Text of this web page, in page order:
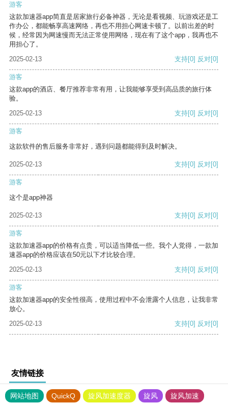
游客
这款加速器app简直是居家旅行必备神器，无论是看视频、玩游戏还是工
作办公，都能畅享高速网络，再也不用担心网速卡顿了。以前出差的时
候，经常因为网速慢而无法正常使用网络，现在有了这个app，我再也不
用担心了。
2025-02-13
支持[0] 反对[0]
游客
这款app的酒店、餐厅推荐非常有用，让我能够享受到高品质的旅行体
验。
2025-02-13
支持[0] 反对[0]
游客
这款软件的售后服务非常好，遇到问题都能得到及时解决。
2025-02-13 支持[0] 反对[0]
游客
这个是app神器
2025-02-13 支持[0] 反对[0]
游客
这款加速器app的价格有点贵，可以适当降低一些。我个人觉得，一款加
速器app的价格应该在50元以下才比较合理。
2025-02-13
支持[0] 反对[0]
游客
这款加速器app的安全性很高，使用过程中不会泄露个人信息，让我非常
放心。
2025-02-13
支持[0] 反对[0]
友情链接
网站地图 QuickQ 旋风加速度器 旋风 旋风加速